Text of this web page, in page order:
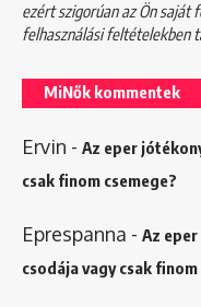
ezért szigorúan az Ön
felhasználási feltételekben
MiNők kommentek
Ervin - Az eper
csak finom csemege?
Eprespanna - Az
csodája vagy csak finom